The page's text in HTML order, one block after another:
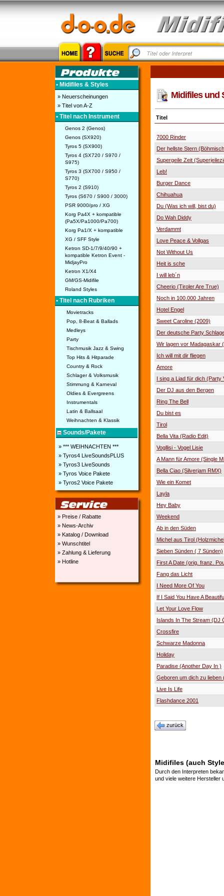
• Midifiles & Styles
» Neuerscheinungen
» Titel von A-Z
• Titel nach Instrument
Genos 2 (Genos)
Genos (SX920)
Tyros 5 (SX900)
Tyros 4 (SX720 / S970 /
S975)
Tyros 3 (SX700 / S950 /
S770)
Tyros 2 (S910)
Tyros (S670 / S900 / 3000)
PSR 9000/pro / XG
Korg Pa4X + kompatible
(Pa5X/Pa1000/Pa700)
Korg Pa1/X + kompatible
XG / SFF Style
Ketron SD-1/7/9/40/90 +
kompatible Ketron Event -
MidjayPro
Ketron X1/X4
GM/GS-Midifile
Roland Styles
• Titel nach Rubriken
Movietracks
Pop, 8-Beat & Ballads
Medleys
Party
Tischmusik Jazz & Swing
Top Hits & Hitparade
Country & Rock
Schlager & Volksmusik
Stimmung & Karneval
Oldies & Evergreens
Instrumentals
Latin & Ballsaal
Weihnachten & Klassik
Sounds/Pakete
» *** WEIHNACHTEN ***
» Tyros4 LiveSoundsPLUS
» Tyros3 LiveSounds
» Tyros Voice Pakete
» Tyros2 Voice Pakete
» Preise / Rabatte
» News-Archiv
» Katalog / Download
» Wunschtitel
» Zahlung & Lieferung
» Hotline
Midifiles und
Titel
7000 Rinder
Der hellste Stern
Supergeile Zeit
Leb!
Burger Dance
Chihuahua
Du (Was ich will, bist du)
Do Wah Diddy
Verdammt
Love Peace & Vollgas
Not Without Us
Heit is sche
I will leb´n
Cheerio (Tiroler Are True)
Noch in 100.000 Jahren
Hotel Engel
Sweet Caroline (2009)
Der deutsche Party
Wir lagen vor Madagaskar
Ich will mit dir fliegen
Amore
I sing a Liad für dich (Party
Der DJ aus den Bergen
Ring The Bell
Du bist es
Tirol
Bella Vita (Radio Edit)
Vogllisi - Vogel Lisie
A Mann für Amore (Single
Bella Ciao (Silverjam RMX)
Wie ein Komet
Layla
Hey Baby
Weekend
Ab in den Süden
Michel aus Tirol
Sieben Sünden ( 7 Sünden)
First A Date (orig. franz.
Fang das Licht
I Need More Of You
If I Said You Have A
Let Your Love Flow
Islands In The Stream (DJ
Crossfire
Schwarze Madonna
Holiday
Paradise (Another Day In )
Geboren um dich zu lieben
Live Is Life
Flashdance 2001
zurück
Midifiles (auch
Durch den Interpreten
und viele weitere Hersteller